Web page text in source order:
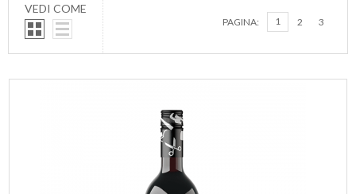
VEDI COME
PAGINA: 1 2 3